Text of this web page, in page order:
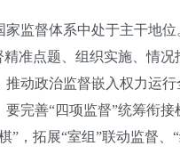
督体系中处于主干地位
准点题、组织实施、情
动政治监督嵌入权力运
完善“四项监督”统筹衔
，拓展“室组”联动监督